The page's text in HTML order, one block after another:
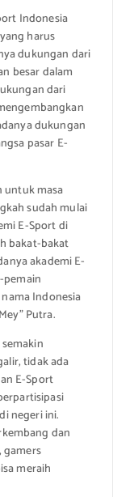
Indonesia
harus
dukungan dari
besar dalam
dari
dukungan
pasar E-
untuk masa
sudah mulai
E-Sport di
bakat-bakat
akademi E-
pemain
Indonesia
Putra.
tidak ada
E-Sport
negeri ini.
dan
meraih